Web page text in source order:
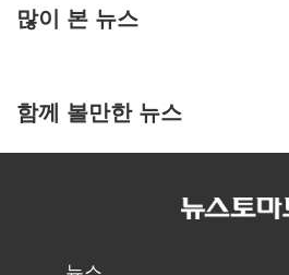
많이 본 뉴스
함께 볼만한 뉴스